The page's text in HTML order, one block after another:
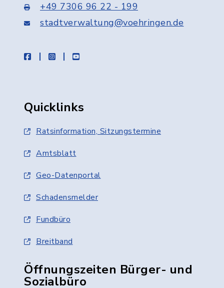
+49 7306 96 22 - 199
stadtverwaltung@voehringen.de
facebookinstagramyoutube
Quicklinks
Ratsinformation, Sitzungstermine
Amtsblatt
Geo-Datenportal
Schadensmelder
Fundbüro
Breitband
Öffnungszeiten Bürger- und
Sozialbüro